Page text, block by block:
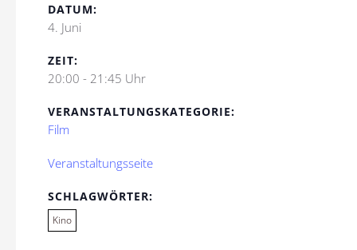
DATUM:
4. Juni
ZEIT:
20:00 - 21:45 Uhr
VERANSTALTUNGSKATEGORIE:
Film
Veranstaltungsseite
SCHLAGWÖRTER:
Kino